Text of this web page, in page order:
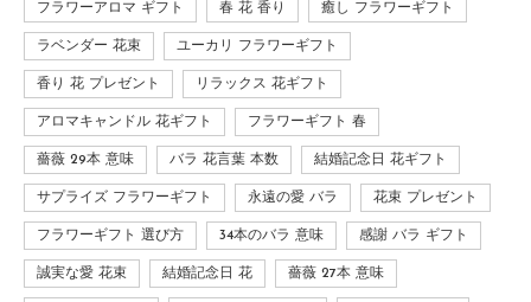
フラワーアロマ ギフト 春 花 香り 癒し フラワーギフト
ラベンダー 花束 ユーカリ フラワーギフト
香り 花 プレゼント リラックス 花ギフト
アロマキャンドル 花ギフト フラワーギフト 春
薔薇 29本 意味 バラ 花言葉 本数 結婚記念日 花ギフト
サプライズ フラワーギフト 永遠の愛 バラ 花束 プレゼント
フラワーギフト 選び方 34本のバラ 意味 感謝 バラ ギフト
誠実な愛 花束 結婚記念日 花 薔薇 27本 意味